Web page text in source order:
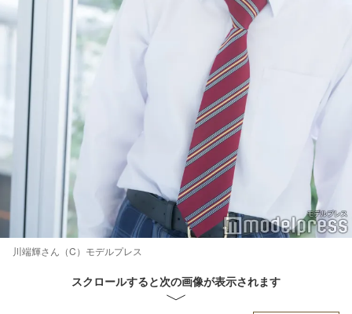
川端輝さん（C）モデルプレス
スクロールすると次の画像が表示されます